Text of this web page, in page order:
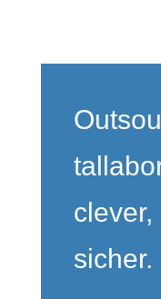
cle­ver,
sicher.